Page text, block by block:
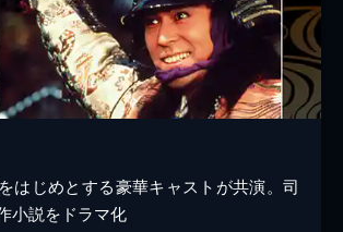
はじめとする豪華キャストが共演。司
小説をドラマ化